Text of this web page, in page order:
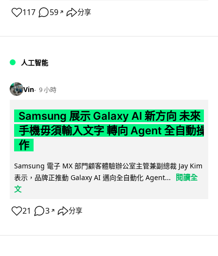
117 59 ↗ 分享
人工智能
Vin 9 小時
Samsung 展示 Galaxy AI 新方向 未來
手機毋須輸入文字 轉向 Agent 全自動操
作
Samsung 電子 MX 部門顧客體驗辦公室主管兼副總裁 Jay Kim
表示，品牌正推動 Galaxy AI 邁向全自動化 Agent...
閱讀全
文
21 3 ↗ 分享